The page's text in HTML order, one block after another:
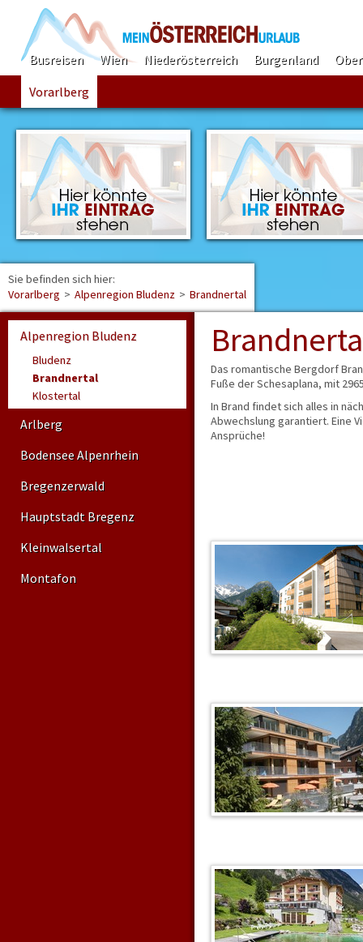
Busreisen Wien Niederösterreich Burgenland
Vorarlberg
Sie befinden sich hier:
Vorarlberg > Alpenregion Bludenz > Brandnertal
Alpenregion Bludenz
Bludenz
Brandnertal
Klostertal
Arlberg
Bodensee Alpenrhein
Bregenzerwald
Hauptstadt Bregenz
Kleinwalsertal
Montafon
Das romantische Bergdorf
Fuße der Schesaplana, mit
In Brand findet sich alles in
Abwechslung garantiert. Eine
Ansprüche!